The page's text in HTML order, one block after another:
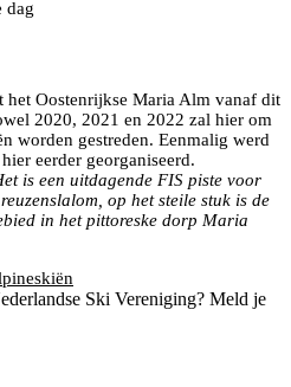
dag
het Oostenrijkse Maria Alm vanaf dit
2020, 2021 en 2022 zal hier om
worden gestreden. Eenmalig werd
eerder georganiseerd.
is een uitdagende FIS piste voor
op het steile stuk is de
in het pittoreske dorp Maria
Ski Vereniging? Meld je